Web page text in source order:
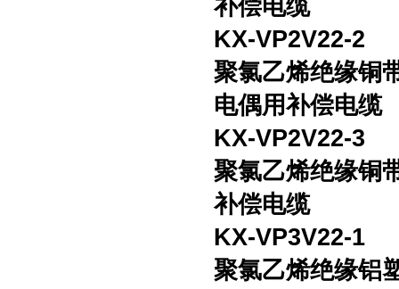
补偿电缆
KX-VP2V22-2
聚氯乙烯绝缘铜
电偶用补偿电缆
KX-VP2V22-3
聚氯乙烯绝缘铜
补偿电缆
KX-VP3V22-1
聚氯乙烯绝缘铝